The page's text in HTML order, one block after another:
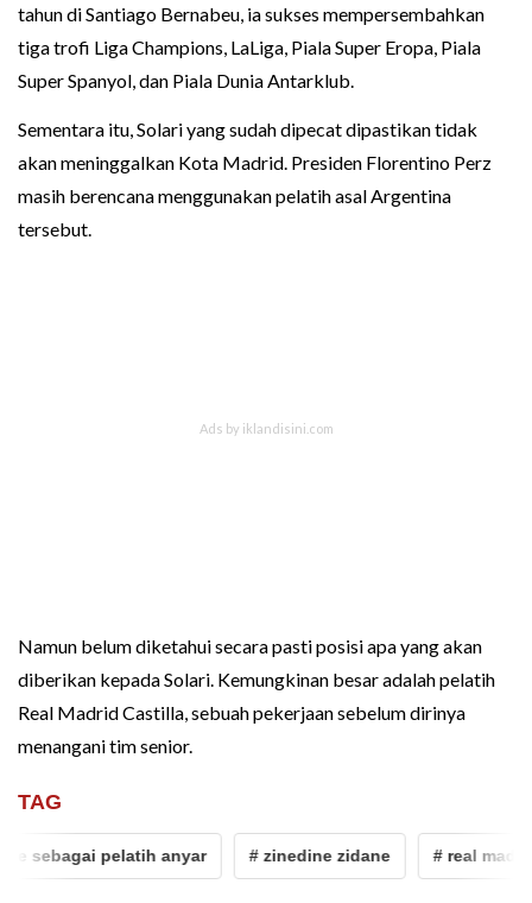
tahun di Santiago Bernabeu, ia sukses mempersembahkan
tiga trofi Liga Champions, LaLiga, Piala Super Eropa, Piala
Super Spanyol, dan Piala Dunia Antarklub.
Sementara itu, Solari yang sudah dipecat dipastikan tidak
akan meninggalkan Kota Madrid. Presiden Florentino Perz
masih berencana menggunakan pelatih asal Argentina
tersebut.
Namun belum diketahui secara pasti posisi apa yang akan
diberikan kepada Solari. Kemungkinan besar adalah pelatih
Real Madrid Castilla, sebuah pekerjaan sebelum dirinya
menangani tim senior.
TAG
sebagai pelatih anyar # zinedine zidane # real madrid